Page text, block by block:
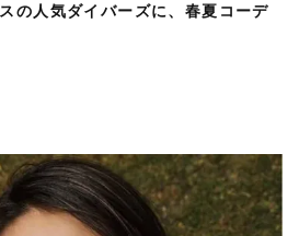
の人気ダイバーズに、春夏コーデ